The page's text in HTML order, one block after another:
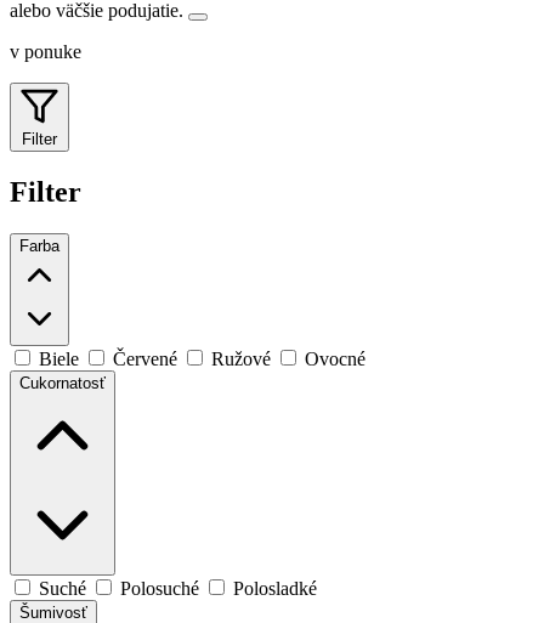
alebo väčšie podujatie.
v ponuke
Filter
Filter
Farba
Biele Červené Ružové Ovocné
Cukornatosť
Suché Polosuché Polosladké
Šumivosť